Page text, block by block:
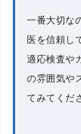
一番大切な
医を信頼し
適応検査や
の雰囲気や
てみてくだ